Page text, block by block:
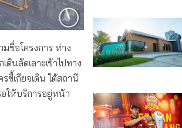
ชื่อโครงการ ห่าง
นลัดเลาะเข้าไปทาง
ขี้เกียจเดิน ใต้สถานี
ให้บริการอยู่หน้า